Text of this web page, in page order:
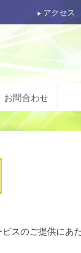
アクセス
お問合わせ
スのご提供にあ